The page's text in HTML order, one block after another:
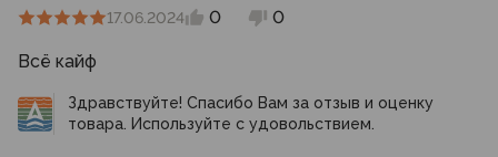
17.06.2024 0 0
Всё кайф
Здравствуйте! Спасибо Вам за отзыв и оценку
товара. Используйте с удовольствием.